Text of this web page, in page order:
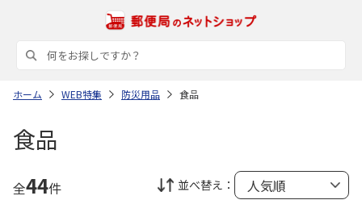
ホーム WEB特集 防災用品 食品
食品
全44件 並べ替え：